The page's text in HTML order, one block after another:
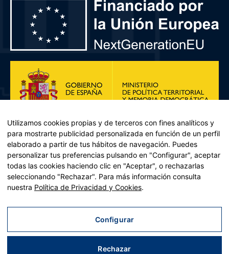
Plan de Recuperación, Transformación y Resiliencia – Financiado por
Recuperación y resiliencia, establecido por el Reglamento (UE)
2021/241 del Parlamento Europeo y del Consejo, de 12 de febrero
Utilizamos cookies propias y de terceros con fines analíticos y
para mostrarte publicidad personalizada en función de un perfil
elaborado a partir de tus hábitos de navegación. Puedes
personalizar tus preferencias pulsando en "Configurar", aceptar
todas las cookies haciendo clic en "Aceptar", o rechazarlas
seleccionando "Rechazar". Para más información consulta
nuestra Política de Privacidad y Cookies.
Configurar
Rechazar